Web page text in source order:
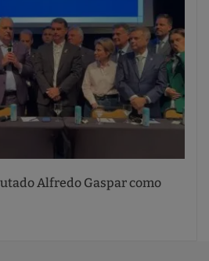
Alfredo Gaspar como